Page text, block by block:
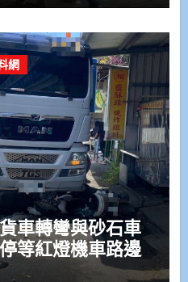
網
車轉彎與砂石車
等紅燈機車路邊